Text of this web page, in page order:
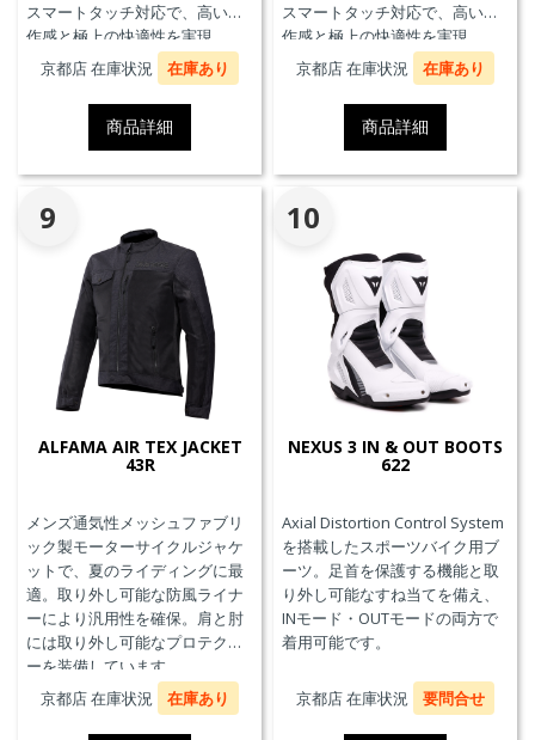
スマートタッチ対応で、高い操
作感と極上の快適性を実現。
京都店 在庫状況
在庫あり
商品詳細
スマートタッチ対応で、高い操
作感と極上の快適性を実現。
京都店 在庫状況
在庫あり
商品詳細
9
ALFAMA AIR TEX JACKET
43R
メンズ通気性メッシュファブリ
ック製モーターサイクルジャケ
ットで、夏のライディングに最
適。取り外し可能な防風ライナ
ーにより汎用性を確保。肩と肘
には取り外し可能なプロテクタ
ーを装備しています。
京都店 在庫状況
在庫あり
10
NEXUS 3 IN & OUT BOOTS
622
Axial Distortion Control System
を搭載したスポーツバイク用ブ
ーツ。足首を保護する機能と取
り外し可能なすね当てを備え、
INモード・OUTモードの両方で
着用可能です。
京都店 在庫状況 要問合せ